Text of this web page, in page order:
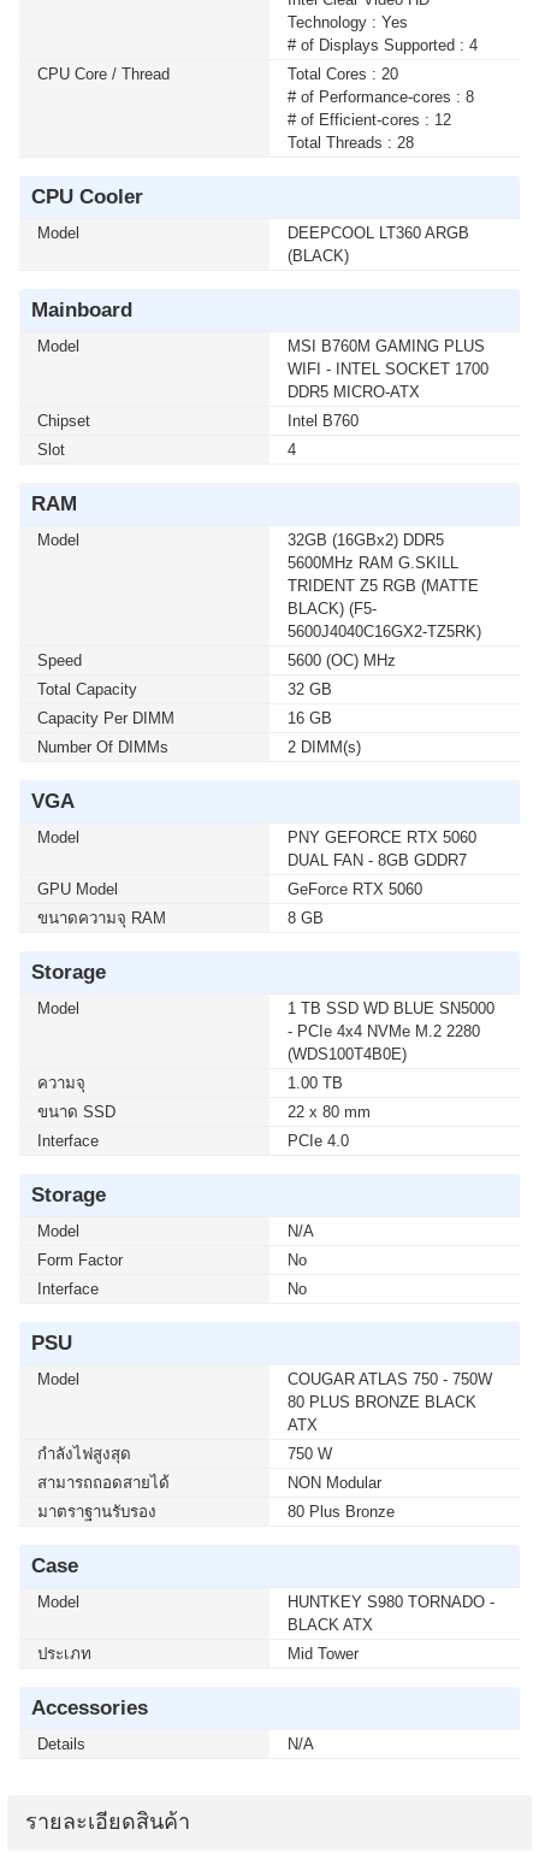
โมชั่นนี้ ติดต่อ 02-017-4444Technology : Yes
# of Displays Supported : 4
CPU Core / Thread
Total Cores : 20
# of Performance-cores : 8
# of Efficient-cores : 12
Total Threads : 28
CPU Cooler
Model
DEEPCOOL LT360 ARGB
(BLACK)
Mainboard
Model
MSI B760M GAMING PLUS
WIFI - INTEL SOCKET 1700
DDR5 MICRO-ATX
Chipset
Intel B760
Slot
4
RAM
Model
32GB (16GBx2) DDR5
5600MHz RAM G.SKILL
TRIDENT Z5 RGB (MATTE
BLACK) (F5-
5600J4040C16GX2-TZ5RK)
Speed
5600 (OC) MHz
Total Capacity
32 GB
Capacity Per DIMM
16 GB
Number Of DIMMs
2 DIMM(s)
VGA
Model
PNY GEFORCE RTX 5060
DUAL FAN - 8GB GDDR7
GPU Model
GeForce RTX 5060
ขนาดความจุ RAM
8 GB
Storage
Model
1 TB SSD WD BLUE SN5000
- PCIe 4x4 NVMe M.2 2280
(WDS100T4B0E)
ความจุ
1.00 TB
ขนาด SSD
22 x 80 mm
Interface
PCIe 4.0
Storage
Model
N/A
Form Factor
No
Interface
No
PSU
Model
COUGAR ATLAS 750 - 750W
80 PLUS BRONZE BLACK
ATX
กำลังไฟสูงสุด
750 W
สามารถถอดสายได้
NON Modular
มาตราฐานรับรอง
80 Plus Bronze
Case
Model
HUNTKEY S980 TORNADO -
BLACK ATX
ประเภท
Mid Tower
Accessories
Details N/A
รายละเอียดสินค้า